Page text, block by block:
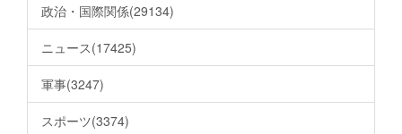
政治・国際関係(29134)
ニュース(17425)
軍事(3247)
スポーツ(3374)